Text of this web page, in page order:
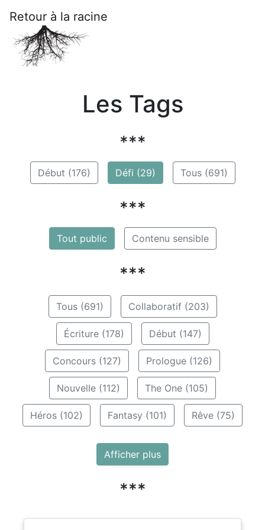
Retour à la racine
Les Tags
***
Début (176) Défi (29) Tous (691)
***
Tout public Contenu sensible
***
Tous (691) Collaboratif (203)
Écriture (178) Début (147)
Concours (127) Prologue (126)
Nouvelle (112) The One (105)
Héros (102) Fantasy (101) Rêve (75)
Afficher plus
***